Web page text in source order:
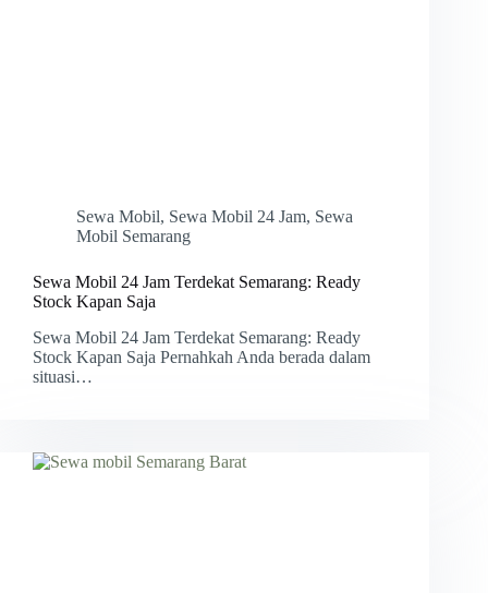
Sewa Mobil, Sewa Mobil 24 Jam, Sewa
Mobil Semarang
Sewa Mobil 24 Jam Terdekat Semarang: Ready
Stock Kapan Saja
Sewa Mobil 24 Jam Terdekat Semarang: Ready
Stock Kapan Saja Pernahkah Anda berada dalam
situasi…